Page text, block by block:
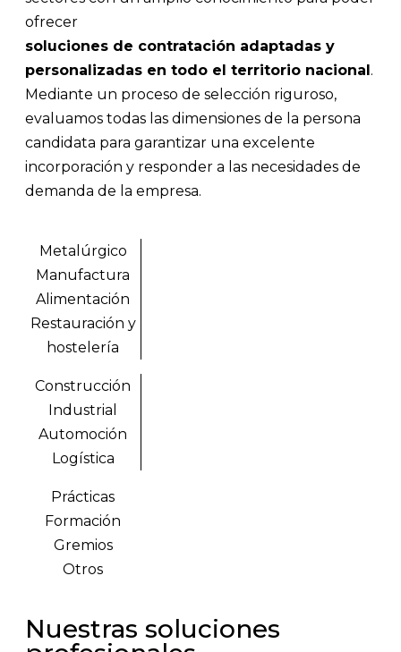
ofrecer
soluciones de contratación adaptadas y
personalizadas en todo el territorio nacional.
Mediante un proceso de selección riguroso,
evaluamos todas las dimensiones de la persona
candidata para garantizar una excelente
incorporación y responder a las necesidades de
demanda de la empresa.
Metalúrgico
Manufactura
Alimentación
Restauración y
hostelería
Construcción
Industrial
Automoción
Logística
Prácticas
Formación
Gremios
Otros
Nuestras soluciones